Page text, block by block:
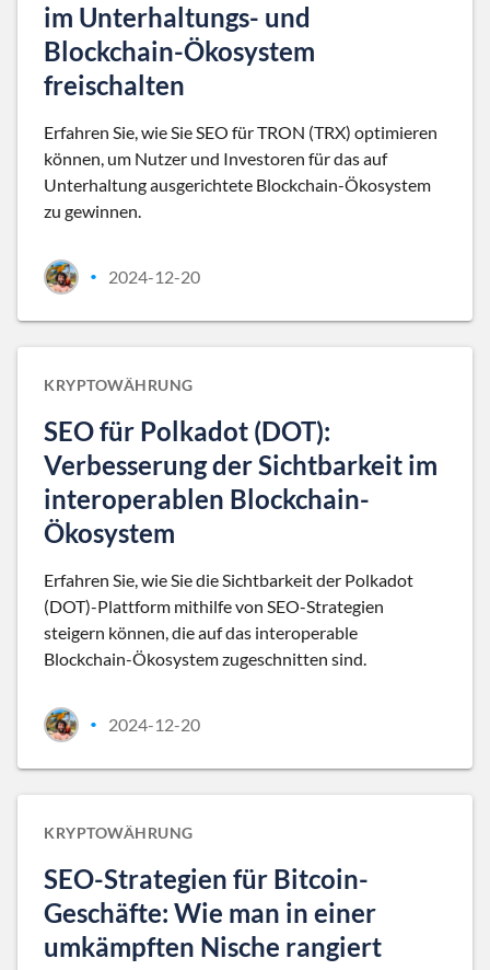
im Unterhaltungs- und
Blockchain-Ökosystem
freischalten
Erfahren Sie, wie Sie SEO für TRON (TRX) optimieren
können, um Nutzer und Investoren für das auf
Unterhaltung ausgerichtete Blockchain-Ökosystem
zu gewinnen.
• 2024-12-20
KRYPTOWÄHRUNG
SEO für Polkadot (DOT):
Verbesserung der Sichtbarkeit im
interoperablen Blockchain-
Ökosystem
Erfahren Sie, wie Sie die Sichtbarkeit der Polkadot
(DOT)-Plattform mithilfe von SEO-Strategien
steigern können, die auf das interoperable
Blockchain-Ökosystem zugeschnitten sind.
• 2024-12-20
KRYPTOWÄHRUNG
SEO-Strategien für Bitcoin-
Geschäfte: Wie man in einer
umkämpften Nische rangiert